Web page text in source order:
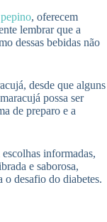
pepino, oferecem
lembrar que a
dessas bebidas não
desde que alguns
possa ser
de preparo e a
informadas,
e saborosa,
o desafio do diabetes.